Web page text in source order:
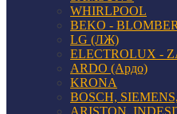
WHIRLPOOL
BEKO -
LG (ЛЖ)
ELECTROLUX -
ARDO (Ардо)
KRONA
BOSCH,
ARISTON,